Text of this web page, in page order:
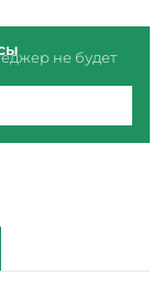
не будет